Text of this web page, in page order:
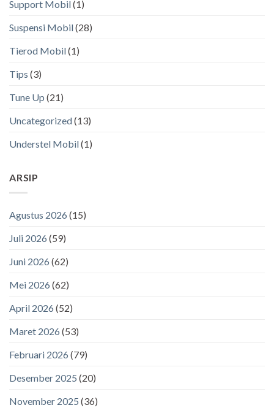
Support Mobil(1)
Suspensi Mobil(28)
Tierod Mobil(1)
Tips (3)
Tune Up (21)
Uncategorized(13)
Understel Mobil(1)
ARSIP
Agustus 2026 (15)
Juli 2026 (59)
Juni 2026 (62)
Mei 2026 (62)
April 2026 (52)
Maret 2026 (53)
Februari 2026 (79)
Desember 2025 (20)
November 2025 (36)